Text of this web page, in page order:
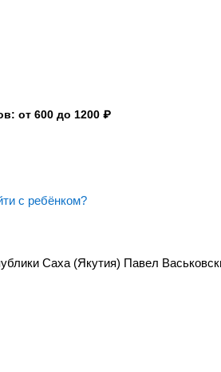
от 600 до 1200 ₽
с ребёнком?
Саха (Якутия) Павел